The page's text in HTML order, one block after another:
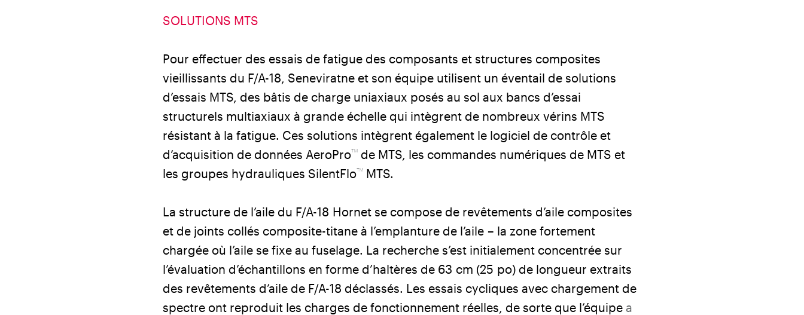
SOLUTIONS MTS
Pour effectuer des essais de fatigue des composants et structures composites
vieillissants du F/A-18, Seneviratne et son équipe utilisent un éventail de solutions
d’essais MTS, des bâtis de charge uniaxiaux posés au sol aux bancs d’essai
structurels multiaxiaux à grande échelle qui intègrent de nombreux vérins MTS
résistant à la fatigue. Ces solutions intègrent également le logiciel de contrôle et
d’acquisition de données AeroPro™ de MTS, les commandes numériques de MTS et
les groupes hydrauliques SilentFlo™ MTS.
La structure de l’aile du F/A-18 Hornet se compose de revêtements d’aile composites
et de joints collés composite-titane à l’emplanture de l’aile – la zone fortement
chargée où l’aile se fixe au fuselage. La recherche s’est initialement concentrée sur
l’évaluation d’échantillons en forme d’haltères de 63 cm (25 po) de longueur extraits
des revêtements d’aile de F/A-18 déclassés. Les essais cycliques avec chargement de
spectre ont reproduit les charges de fonctionnement réelles, de sorte que l’équipe a